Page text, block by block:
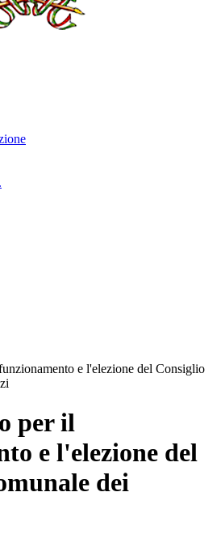
e l'elezione del Consiglio
per il
e l'elezione del
dei